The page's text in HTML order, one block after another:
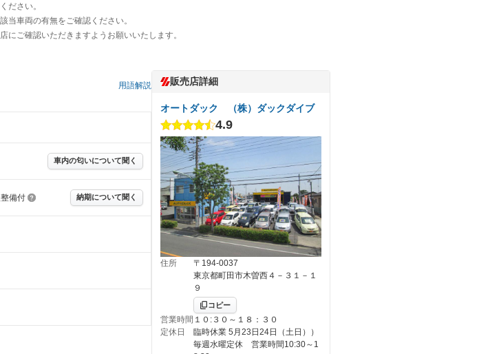
ださい。
当車両の有無をご確認ください。
にご確認いただきますようお願いいたします。
用語解説
車内の匂いについて聞く
備付 納期について聞く
販売店詳細
オートダック （株）ダックダイブ
4.9
住所
〒194-0037
東京都町田市木曽西４－３１－１
９
コピー
営業時間 １０:３０～１８：３０
定休日
臨時休業 5月23日24日（土日））
毎週水曜定休 営業時間10:30～1